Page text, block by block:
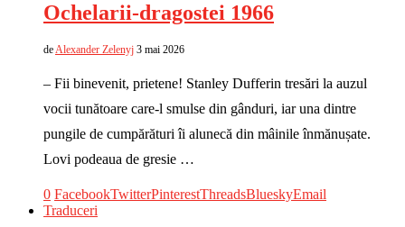
Ochelarii-dragostei 1966
deAlexander Zelenyj 3 mai 2026
– Fii binevenit, prietene! Stanley Dufferin tresări la auzul
vocii tunătoare care-l smulse din gânduri, iar una dintre
pungile de cumpărături îi alunecă din mâinile înmănușate.
Lovi podeaua de gresie …
0 FacebookTwitterPinterestThreadsBlueskyEmail
Traduceri